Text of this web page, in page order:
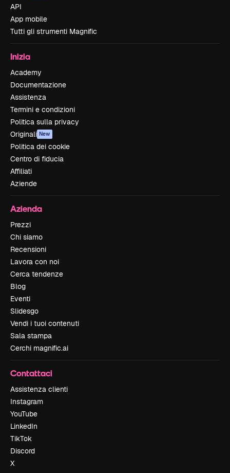
API
App mobile
Tutti gli strumenti Magnific
Inizia
Academy
Documentazione
Assistenza
Termini e condizioni
Politica sulla privacy
Originali New
Politica dei cookie
Centro di fiducia
Affiliati
Aziende
Azienda
Prezzi
Chi siamo
Recensioni
Lavora con noi
Cerca tendenze
Blog
Eventi
Slidesgo
Vendi i tuoi contenuti
Sala stampa
Cerchi magnific.ai
Contattaci
Assistenza clienti
Instagram
YouTube
LinkedIn
TikTok
Discord
X